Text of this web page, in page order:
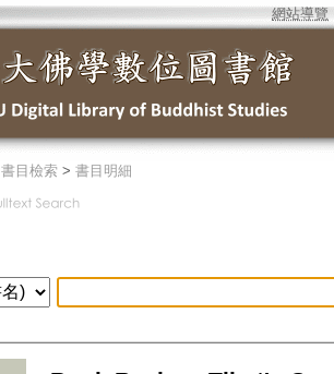
網站導覽
書目檢索 > 書目明細